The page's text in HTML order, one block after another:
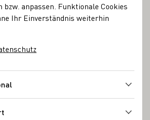
bzw. anpassen. Funktionale Cookies
Ihr Einverständnis weiterhin
Funktional